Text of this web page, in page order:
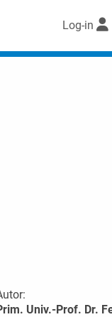
Log-in
Univ.-Prof. Dr.